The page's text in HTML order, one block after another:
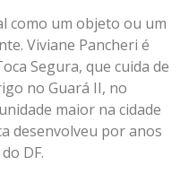
como um objeto ou um
Viviane Pancheri é
Segura, que cuida de
no Guará II, no
maior na cidade
desenvolveu por anos
DF.